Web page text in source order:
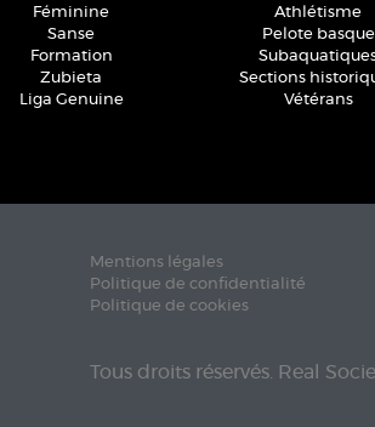
Féminine
Sanse
Formation
Zubieta
Liga Genuine
Athlétisme
Pelote basque
Sections
Vétérans
Mentions légales
Politique de confidentialité
Politique de cookies
Tous droits réservés. Real